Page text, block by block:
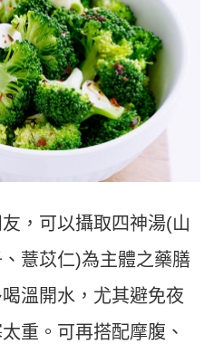
，可以攝取四神湯(山
薏苡仁)為主體之藥膳
溫開水，尤其避免夜
重。可再搭配摩腹、